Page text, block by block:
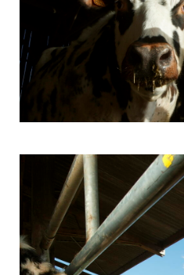
Environnement
Finances
Géopolitique
Lifestyle
Luxe
PME
Politique